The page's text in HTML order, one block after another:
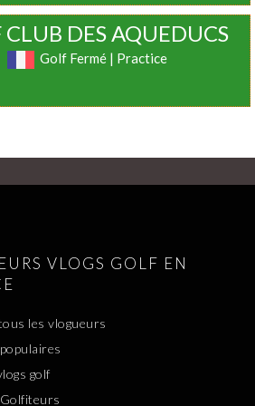
CLUB DES AQUEDUCS
Golf Fermé | Practice
VLOGS GOLF EN
les vlogueurs
golf